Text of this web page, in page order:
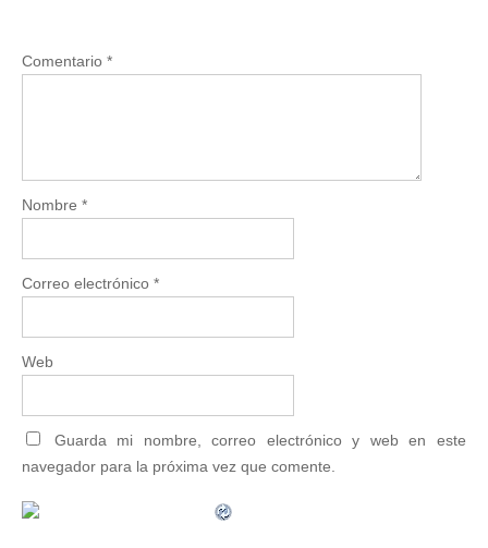
Comentario *
Nombre *
Correo electrónico *
Web
Guarda mi nombre, correo electrónico y web en este
navegador para la próxima vez que comente.